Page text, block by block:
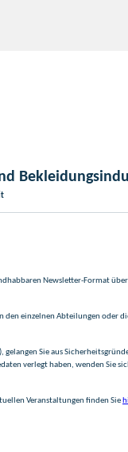
Newsletter-Format über
den einzelnen Abteilungen oder
Sie aus
verlegt haben, wenden Sie
Veranstaltungen finden Sie